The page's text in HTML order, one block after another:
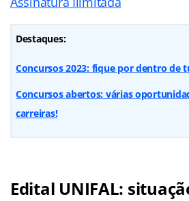
Destaques:
Concursos 2023: fique por dentro de
Concursos abertos: várias
carreiras!
Edital UNIFAL: